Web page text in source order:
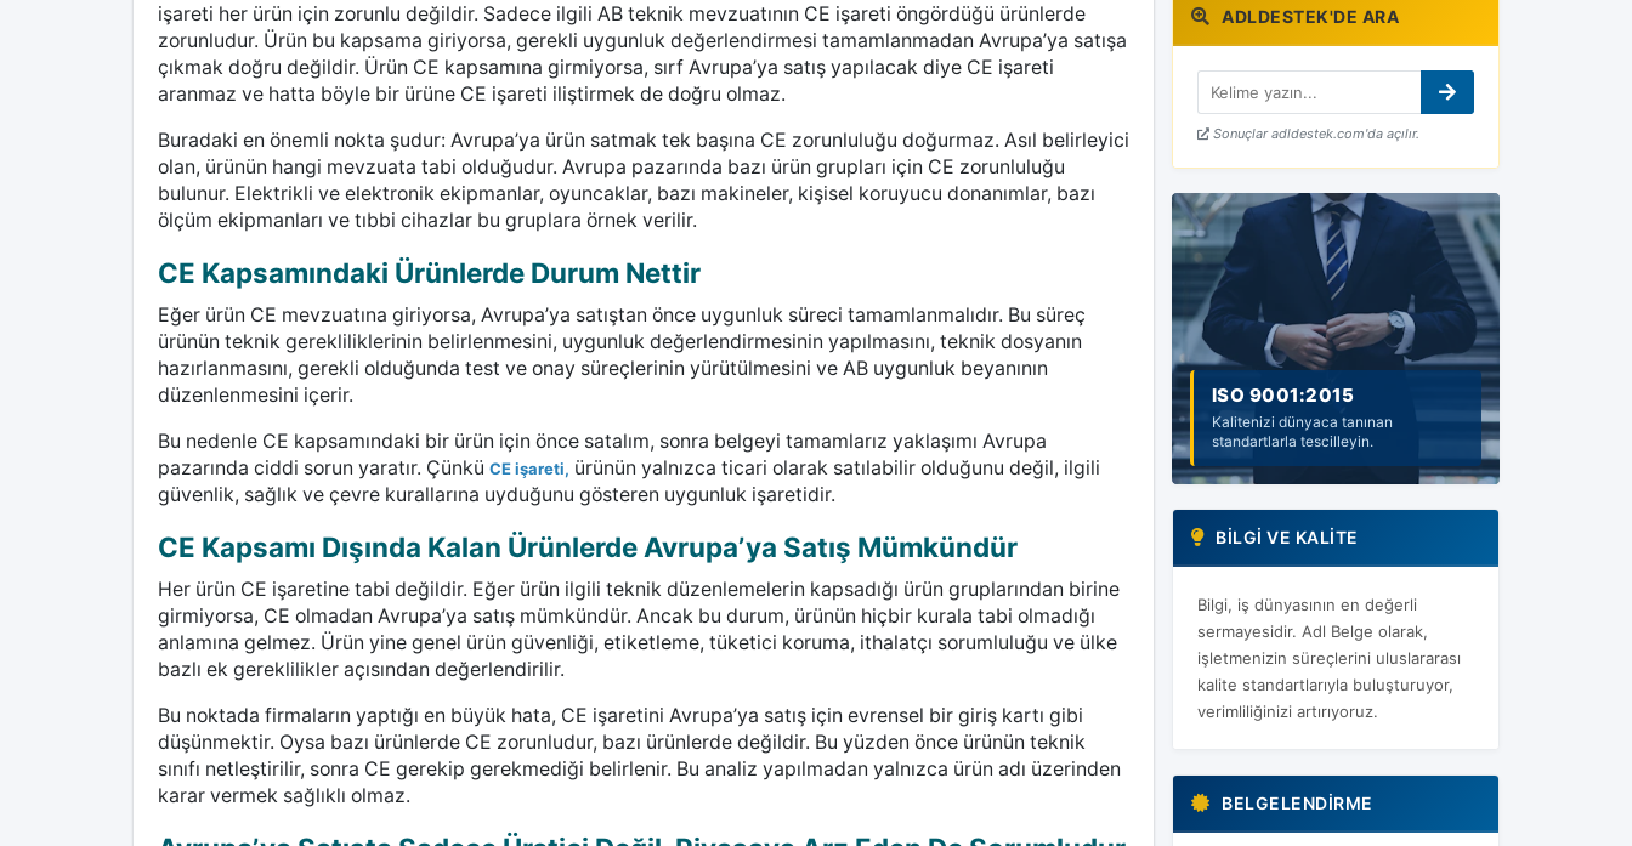
işareti her ürün için zorunlu değildir. Sadece ilgili AB teknik mevzuatının CE işareti öngördüğü ürünlerde
zorunludur. Ürün bu kapsama giriyorsa, gerekli uygunluk değerlendirmesi tamamlanmadan Avrupa’ya satışa
çıkmak doğru değildir. Ürün CE kapsamına girmiyorsa, sırf Avrupa’ya satış yapılacak diye CE işareti
aranmaz ve hatta böyle bir ürüne CE işareti iliştirmek de doğru olmaz.
Buradaki en önemli nokta şudur: Avrupa’ya ürün satmak tek başına CE zorunluluğu doğurmaz. Asıl belirleyici
olan, ürünün hangi mevzuata tabi olduğudur. Avrupa pazarında bazı ürün grupları için CE zorunluluğu
bulunur. Elektrikli ve elektronik ekipmanlar, oyuncaklar, bazı makineler, kişisel koruyucu donanımlar, bazı
ölçüm ekipmanları ve tıbbi cihazlar bu gruplara örnek verilir.
CE Kapsamındaki Ürünlerde Durum Nettir
Eğer ürün CE mevzuatına giriyorsa, Avrupa’ya satıştan önce uygunluk süreci tamamlanmalıdır. Bu süreç
ürünün teknik gerekliliklerinin belirlenmesini, uygunluk değerlendirmesinin yapılmasını, teknik dosyanın
hazırlanmasını, gerekli olduğunda test ve onay süreçlerinin yürütülmesini ve AB uygunluk beyanının
düzenlenmesini içerir.
Bu nedenle CE kapsamındaki bir ürün için önce satalım, sonra belgeyi tamamlarız yaklaşımı Avrupa
pazarında ciddi sorun yaratır. Çünkü CE işareti, ürünün yalnızca ticari olarak satılabilir olduğunu değil, ilgili
güvenlik, sağlık ve çevre kurallarına uyduğunu gösteren uygunluk işaretidir.
CE Kapsamı Dışında Kalan Ürünlerde Avrupa’ya Satış Mümkündür
Her ürün CE işaretine tabi değildir. Eğer ürün ilgili teknik düzenlemelerin kapsadığı ürün gruplarından birine
girmiyorsa, CE olmadan Avrupa’ya satış mümkündür. Ancak bu durum, ürünün hiçbir kurala tabi olmadığı
anlamına gelmez. Ürün yine genel ürün güvenliği, etiketleme, tüketici koruma, ithalatçı sorumluluğu ve ülke
bazlı ek gereklilikler açısından değerlendirilir.
Bu noktada firmaların yaptığı en büyük hata, CE işaretini Avrupa’ya satış için evrensel bir giriş kartı gibi
düşünmektir. Oysa bazı ürünlerde CE zorunludur, bazı ürünlerde değildir. Bu yüzden önce ürünün teknik
sınıfı netleştirilir, sonra CE gerekip gerekmediği belirlenir. Bu analiz yapılmadan yalnızca ürün adı üzerinden
karar vermek sağlıklı olmaz.
ADLDESTEK'DE ARA
Sonuçlar adldestek.com'da açılır.
ISO 9001:2015
Kalitenizi dünyaca tanınan
standartlarla tescilleyin.
ISO 14001:2015
Sürdürülebilir çevre ve güvenilir
gelecek için adım atın.
BILGI VE KALITE
Bilgi, iş dünyasının en değerli
sermayesidir. Adl Belge olarak,
işletmenizin süreçlerini uluslararası
kalite standartlarıyla buluşturuyor,
verimliliğinizi artırıyoruz.
BELGELENDIRME